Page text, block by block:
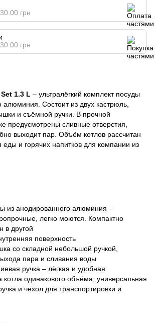
грн
грн
Set 1.3 L – ультралёгкий комплект посуды
алюминия. Состоит из двух кастрюль,
и съёмной ручки. В прочной
предусмотрены сливные отверстия,
выходит пар. Объём котлов рассчитан
еды и горячих напитков для компании из
из анодированного алюминия –
легко моются. Компактно
в другой
поверхность
со складной небольшой ручкой,
пара и сливания воды
ручка – лёгкая и удобная
котла одинакового объёма, универсальная
и чехол для транспортировки и